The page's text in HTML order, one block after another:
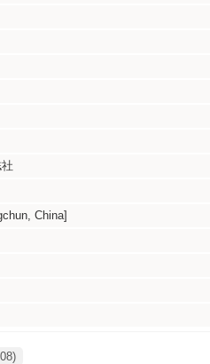
China]